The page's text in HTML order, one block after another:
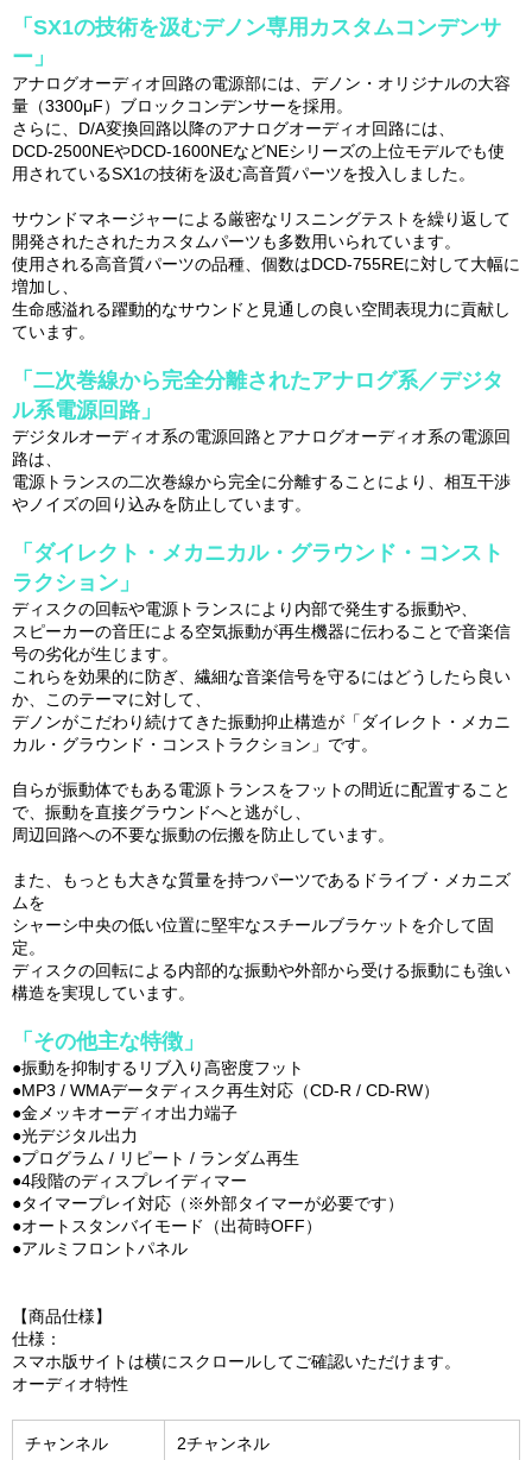
「SX1の技術を汲むデノン専用カスタムコンデンサ
ー」
アナログオーディオ回路の電源部には、デノン・オリジナルの大容
量（3300μF）ブロックコンデンサーを採用。
さらに、D/A変換回路以降のアナログオーディオ回路には、
DCD-2500NEやDCD-1600NEなどNEシリーズの上位モデルでも使
用されているSX1の技術を汲む高音質パーツを投入しました。
サウンドマネージャーによる厳密なリスニングテストを繰り返して
開発されたされたカスタムパーツも多数用いられています。
使用される高音質パーツの品種、個数はDCD-755REに対して大幅に
増加し、
生命感溢れる躍動的なサウンドと見通しの良い空間表現力に貢献し
ています。
「二次巻線から完全分離されたアナログ系／デジタ
ル系電源回路」
デジタルオーディオ系の電源回路とアナログオーディオ系の電源回
路は、
電源トランスの二次巻線から完全に分離することにより、相互干渉
やノイズの回り込みを防止しています。
「ダイレクト・メカニカル・グラウンド・コンスト
ラクション」
ディスクの回転や電源トランスにより内部で発生する振動や、
スピーカーの音圧による空気振動が再生機器に伝わることで音楽信
号の劣化が生じます。
これらを効果的に防ぎ、繊細な音楽信号を守るにはどうしたら良い
か、このテーマに対して、
デノンがこだわり続けてきた振動抑止構造が「ダイレクト・メカニ
カル・グラウンド・コンストラクション」です。
自らが振動体でもある電源トランスをフットの間近に配置すること
で、振動を直接グラウンドへと逃がし、
周辺回路への不要な振動の伝搬を防止しています。
また、もっとも大きな質量を持つパーツであるドライブ・メカニズ
ムを
シャーシ中央の低い位置に堅牢なスチールブラケットを介して固
定。
ディスクの回転による内部的な振動や外部から受ける振動にも強い
構造を実現しています。
「その他主な特徴」
●振動を抑制するリブ入り高密度フット
●MP3 / WMAデータディスク再生対応（CD-R / CD-RW）
●金メッキオーディオ出力端子
●光デジタル出力
●プログラム / リピート / ランダム再生
●4段階のディスプレイディマー
●タイマープレイ対応（※外部タイマーが必要です）
●オートスタンバイモード（出荷時OFF）
●アルミフロントパネル
【商品仕様】
仕様：
スマホ版サイトは横にスクロールしてご確認いただけます。
オーディオ特性
チャンネル 2チャンネル